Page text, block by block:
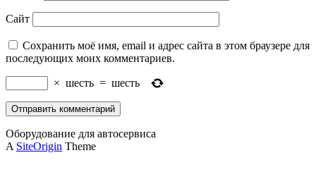
Сайт
Сохранить моё имя, email и адрес сайта в этом браузере для
последующих моих комментариев.
× шесть = шесть
Оборудование для автосервиса
A SiteOrigin Theme